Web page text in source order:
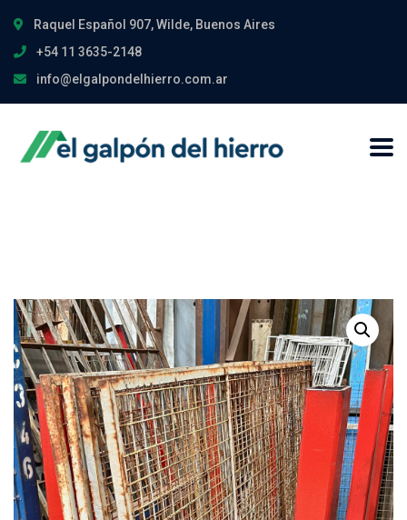
Raquel Español 907, Wilde, Buenos Aires
+54 11 3635-2148
info@elgalpondelhierro.com.ar